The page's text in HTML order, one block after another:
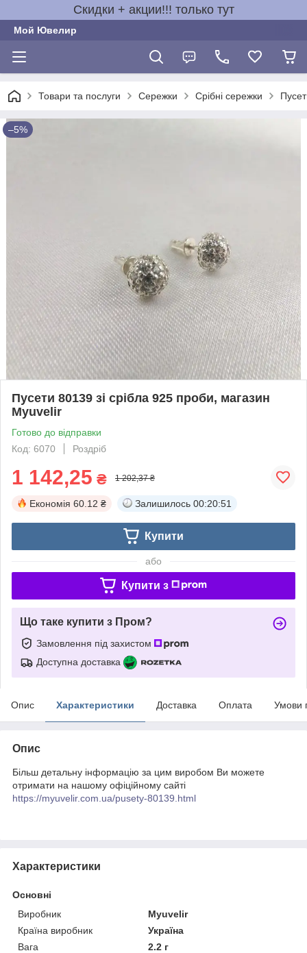
Скидки + акции!!! только тут
Мой Ювелир
Товари та послуги Сережки Срібні сережки
–5%
Пусети 80139 зі срібла 925 проби, магазин
Myuvelir
Готово до відправки
Код: 6070
Роздріб
1 142,25 ₴ 1 202,37 ₴
Економія 60.12 ₴ Залишилось 00:20:51
Купити
або
Купити з
Що таке купити з Пром?
Замовлення під захистом
Доступна доставка
Опис Характеристики Доставка Оплата Умови
Опис
Більш детальну інформацію за цим виробом Ви можете
отримати на нашому офіційному сайті
https://myuvelir.com.ua/pusety-80139.html
Характеристики
Основні
Виробник
Myuvelir
Країна виробник
Україна
Вага
2.2 г